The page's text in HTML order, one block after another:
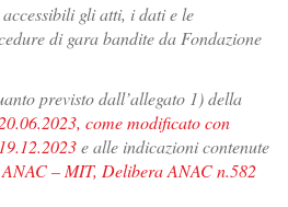
gli atti, i dati e le
di gara bandite da Fondazione
previsto dall’allegato 1) della
come modificato con
e alle indicazioni contenute
– MIT, Delibera ANAC n.582